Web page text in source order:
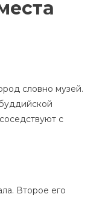
словно музей.
с
Второе его